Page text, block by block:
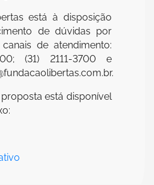
está à disposição
de dúvidas por
de atendimento:
(31) 2111-3700 e
está disponível